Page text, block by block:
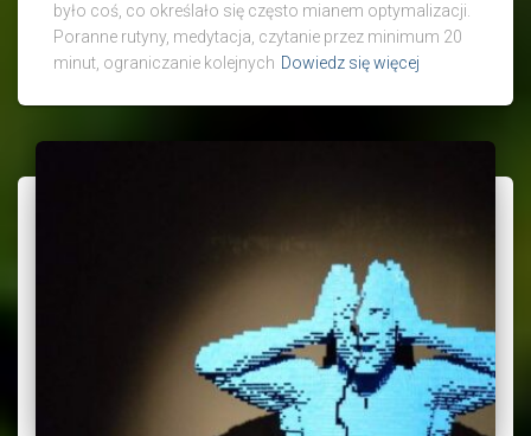
było coś, co określało się często mianem optymalizacji.
Poranne rutyny, medytacja, czytanie przez minimum 20
minut, ograniczanie kolejnych Dowiedz się więcej